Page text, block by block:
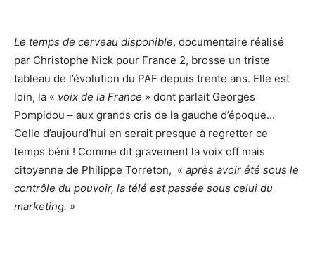
Le temps de cerveau disponible, documentaire réalisé
par Christophe Nick pour France 2, brosse un triste
tableau de l’évolution du PAF depuis trente ans. Elle est
loin, la « voix de la France » dont parlait Georges
Pompidou – aux grands cris de la gauche d’époque…
Celle d’aujourd’hui en serait presque à regretter ce
temps béni ! Comme dit gravement la voix off mais
citoyenne de Philippe Torreton, « après avoir été sous le
contrôle du pouvoir, la télé est passée sous celui du
marketing. »